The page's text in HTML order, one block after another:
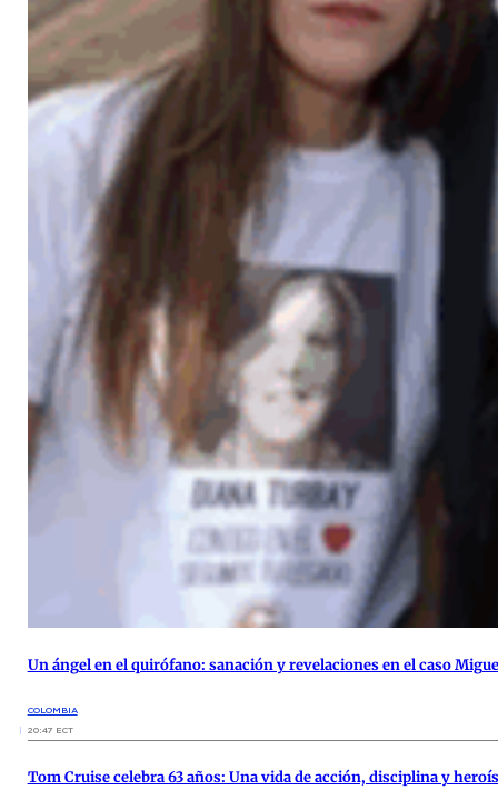
Un ángel en el quirófano: sanación y revelaciones en el caso
COLOMBIA
20:47 ECT
Tom Cruise celebra 63 años: Una vida de acción, disciplina y